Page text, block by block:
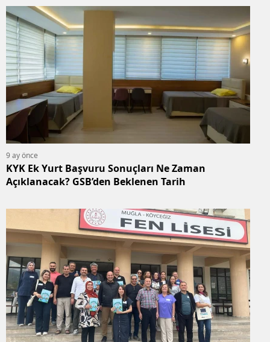
9 ay önce
KYK Ek Yurt Başvuru Sonuçları Ne Zaman
Açıklanacak? GSB’den Beklenen Tarih